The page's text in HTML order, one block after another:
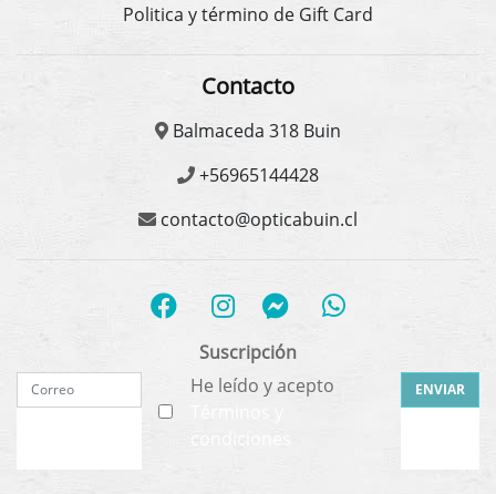
Politica y término de Gift Card
Contacto
Balmaceda 318 Buin
+56965144428
contacto@opticabuin.cl
Suscripción
He leído y acepto
condiciones
ENVIAR